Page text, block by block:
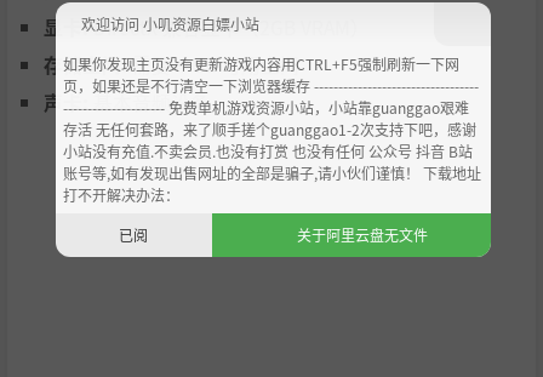
建设、心理辅导和科学排程，塑造高绩效运动员。
显卡:DirectX 兼容显卡（2GB VRAM）
存储空间:需要 4 GB 可用空间
声卡: 基本音频设备
欢迎访问 小叽资源白嫖小站
如果你发现主页没有更新游戏内容用CTRL+F5强制刷新一下网
页，如果还是不行清空一下浏览器缓存 ----------------------------------
--------------------- 免费单机游戏资源小站，小站靠guanggao艰难
存活 无任何套路，来了顺手搓个guanggao1-2次支持下吧，感谢
小站没有充值.不卖会员.也没有打赏 也没有任何 公众号 抖音 B站
账号等,如有发现出售网址的全部是骗子,请小伙们谨慎！ 下载地址
打不开解决办法：
已阅
关于阿里云盘无文件